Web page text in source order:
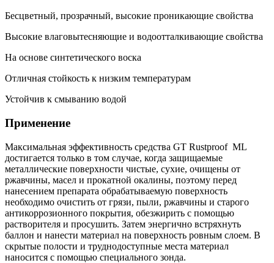
Бесцветный, прозрачный, высокие проникающие свойства
Высокие влаговытесняющие и водоотталкивающие свойства
На основе синтетического воска
Отличная стойкость к низким температурам
Устойчив к смыванию водой
Применение
Максимальная эффективность средства GT Rustproof ML
достигается только в том случае, когда защищаемые
металлические поверхности чистые, сухие, очищены от
ржавчины, масел и прокатной окалины, поэтому перед
нанесением препарата обрабатываемую поверхность
необходимо очистить от грязи, пыли, ржавчины и старого
антикоррозионного покрытия, обезжирить с помощью
растворителя и просушить. Затем энергично встряхнуть
баллон и нанести материал на поверхность ровным слоем. В
скрытые полости и труднодоступные места материал
наносится с помощью специального зонда.